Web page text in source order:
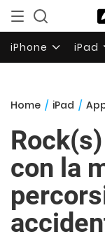
iPhone iPad
Home / iPad /
con la